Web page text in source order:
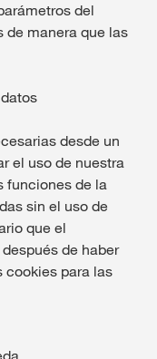
del
de manera que las
desde un
el uso de nuestra
funciones de la
sin el uso de
que el
de haber
cookies para las